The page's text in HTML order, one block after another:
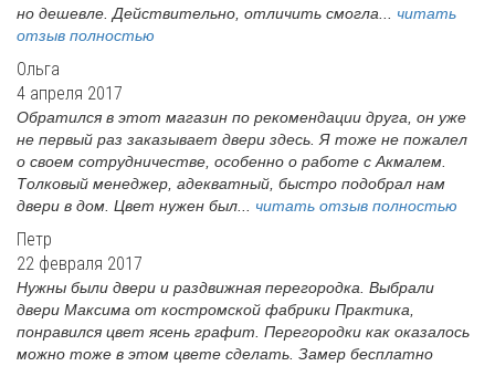
но дешевле. Действительно, отличить смогла... читать
отзыв полностью
Ольга
4 апреля 2017
Обратился в этот магазин по рекомендации друга, он уже
не первый раз заказывает двери здесь. Я тоже не пожалел
о своем сотрудничестве, особенно о работе с Акмалем.
Толковый менеджер, адекватный, быстро подобрал нам
двери в дом. Цвет нужен был... читать отзыв полностью
Петр
22 февраля 2017
Нужны были двери и раздвижная перегородка. Выбрали
двери Максима от костромской фабрики Практика,
понравился цвет ясень графит. Перегородки как оказалось
можно тоже в этом цвете сделать. Замер бесплатно